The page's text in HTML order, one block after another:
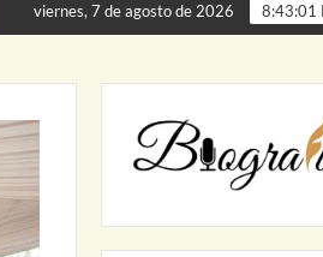
de Palmillas ARRANCA
viernes, 7 de agosto de 2026 8:43:03